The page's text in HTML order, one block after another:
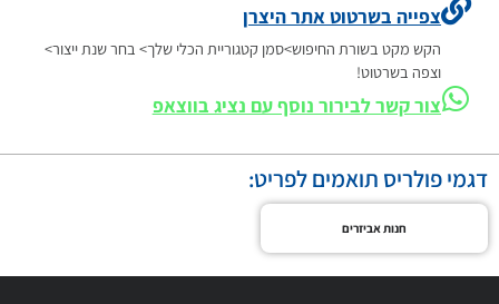
צפייה בשרטוט אתר היצרן
הקש מקט בשורת החיפוש>סמן קטגוריית הכלי שלך> בחר שנת ייצור>
וצפה בשרטוט!
צור קשר לבירור נוסף עם נציג בווצאפ
דגמי פולריס תואמים לפריט:
חנות אביזרים